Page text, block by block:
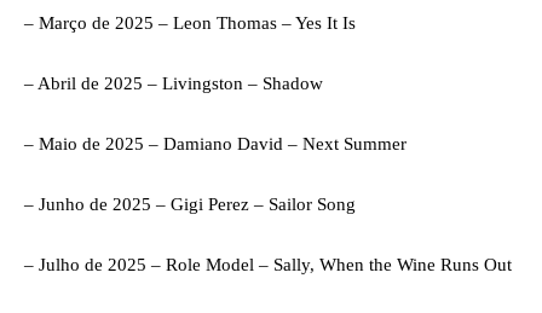
– Março de 2025 – Leon Thomas – Yes It Is
– Abril de 2025 – Livingston – Shadow
– Maio de 2025 – Damiano David – Next Summer
– Junho de 2025 – Gigi Perez – Sailor Song
– Julho de 2025 – Role Model – Sally, When the Wine Runs Out